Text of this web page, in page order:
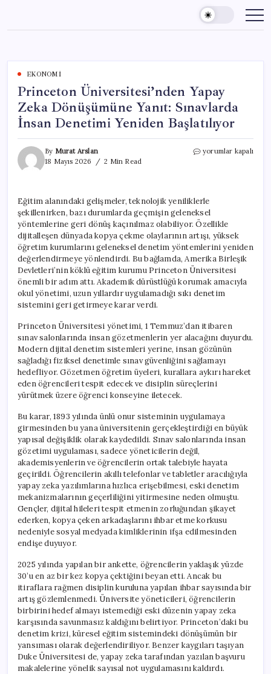
content
EKONOMI
Princeton Üniversitesi’nden Yapay
Zeka Dönüşümüne Yanıt: Sınavlarda
İnsan Denetimi Yeniden Başlatılıyor
By Murat Arslan
18 Mayıs 2026
2 Min Read
Princeton
Yanıt:
Sınavlarda
İnsan
Denetimi
Yeniden
Başlatılıyor
için
yorumlar kapalı
Eğitim alanındaki gelişmeler, teknolojik yeniliklerle
şekillenirken, bazı durumlarda geçmişin geleneksel
yöntemlerine geri dönüş kaçınılmaz olabiliyor. Özellikle
dijitalleşen dünyada kopya çekme olaylarının artışı, yüksek
öğretim kurumlarını geleneksel denetim yöntemlerini yeniden
değerlendirmeye yönlendirdi. Bu bağlamda, Amerika Birleşik
Devletleri’nin köklü eğitim kurumu Princeton Üniversitesi
önemli bir adım attı. Akademik dürüstlüğü korumak amacıyla
okul yönetimi, uzun yıllardır uygulamadığı sıkı denetim
sistemini geri getirmeye karar verdi.
Princeton Üniversitesi yönetimi, 1 Temmuz’dan itibaren
sınav salonlarında insan gözetmenlerin yer alacağını duyurdu.
Modern dijital denetim sistemleri yerine, insan gözünün
sağladığı fiziksel denetimle sınav güvenliğini sağlamayı
hedefliyor. Gözetmen öğretim üyeleri, kurallara aykırı hareket
eden öğrencileri tespit edecek ve disiplin süreçlerini
yürütmek üzere öğrenci konseyine iletecek.
Bu karar, 1893 yılında ünlü onur sisteminin uygulamaya
girmesinden bu yana üniversitenin gerçekleştirdiği en büyük
yapısal değişiklik olarak kaydedildi. Sınav salonlarında insan
gözetimi uygulaması, sadece yöneticilerin değil,
akademisyenlerin ve öğrencilerin ortak talebiyle hayata
geçirildi. Öğrencilerin akıllı telefonlar ve tabletler aracılığıyla
yapay zeka yazılımlarına hızlıca erişebilmesi, eski denetim
mekanizmalarının geçerliliğini yitirmesine neden olmuştu.
Gençler, dijital hileleri tespit etmenin zorluğundan şikayet
ederken, kopya çeken arkadaşlarını ihbar etme korkusu
nedeniyle sosyal medyada kimliklerinin ifşa edilmesinden
endişe duyuyor.
2025 yılında yapılan bir ankette, öğrencilerin yaklaşık yüzde
30’u en az bir kez kopya çektiğini beyan etti. Ancak bu
itiraflara rağmen disiplin kuruluna yapılan ihbar sayısında bir
artış gözlemlenmedi. Üniversite yöneticileri, öğrencilerin
birbirini hedef almayı istemediği eski düzenin yapay zeka
karşısında savunmasız kaldığını belirtiyor. Princeton’daki bu
denetim krizi, küresel eğitim sistemindeki dönüşümün bir
yansıması olarak değerlendiriliyor. Benzer kaygıları taşıyan
Duke Üniversitesi de, yapay zeka tarafından yazılan başvuru
makalelerine yönelik sayısal not uygulamasını kaldırdı.